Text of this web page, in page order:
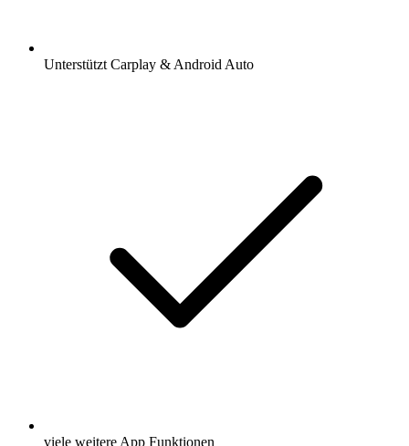
Unterstützt Carplay & Android Auto
viele weitere App Funktionen